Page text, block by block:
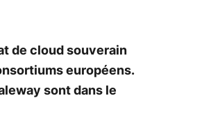
de cloud souverain
européens.
sont dans le